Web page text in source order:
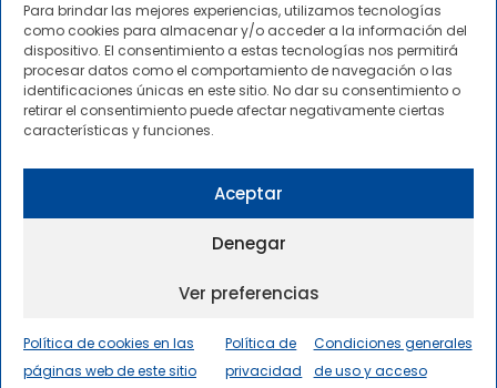
Para brindar las mejores experiencias, utilizamos tecnologías
como cookies para almacenar y/o acceder a la información del
dispositivo. El consentimiento a estas tecnologías nos permitirá
procesar datos como el comportamiento de navegación o las
identificaciones únicas en este sitio. No dar su consentimiento o
retirar el consentimiento puede afectar negativamente ciertas
características y funciones.
Aceptar
Denegar
Ver preferencias
Política de cookies en las
páginas web de este sitio
Política de
privacidad
Condiciones generales
de uso y acceso
OTROS ENLACES
Perfil del contratante
2025 © Centre Internacional de Mètodes Numèrics a
Política de privacidad
Política de cookies|
Accesibilidad|Sitemap